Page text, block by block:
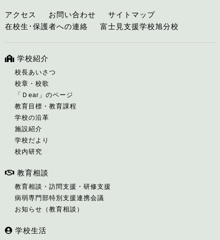
アクセス お問い合わせ
サイトマップ
在校生･保護者への連絡
富士見支援学校旭分校
学校紹介
校長あいさつ
校章・校歌
「Ｄear」のページ
教育目標・教育課程
学校の沿革
施設紹介
学校だより
校内研究
教育相談
教育相談・訪問支援・研修支援
病弱専門部特別支援連携会議
お知らせ（教育相談）
学校生活